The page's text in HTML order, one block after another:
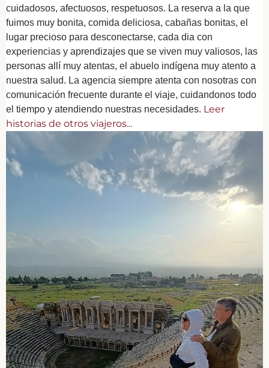
cuidadosos, afectuosos, respetuosos. La reserva a la que
fuimos muy bonita, comida deliciosa, cabañas bonitas, el
lugar precioso para desconectarse, cada dia con
experiencias y aprendizajes que se viven muy valiosos, las
personas allí muy atentas, el abuelo indígena muy atento a
nuestra salud. La agencia siempre atenta con nosotras con
comunicación frecuente durante el viaje, cuidandonos todo
el tiempo y atendiendo nuestras necesidades. Leer
historias de otros viajeros...